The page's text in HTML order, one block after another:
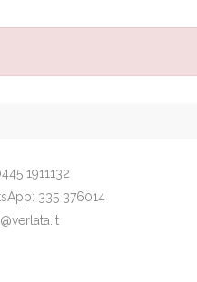
1911132
335 376014